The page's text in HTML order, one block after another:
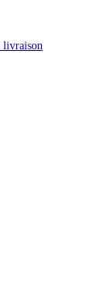
livraison